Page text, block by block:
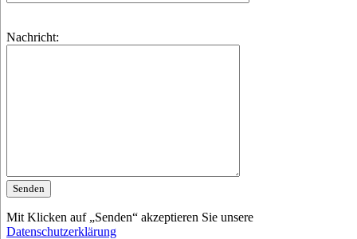
Nachricht:
Mit Klicken auf „Senden“ akzeptieren Sie unsere
Datenschutzerklärung